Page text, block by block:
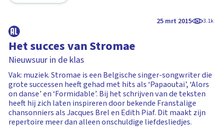
25 mrt 2015 3.1k
Het succes van Stromae
Nieuwsuur in de klas
Vak: muziek. Stromae is een Belgische singer-songwriter die
grote successen heeft gehad met hits als ‘Papaoutai’, ‘Alors
on danse’ en ‘Formidable’. Bij het schrijven van de teksten
heeft hij zich laten inspireren door bekende Franstalige
chansonniers als Jacques Brel en Edith Piaf. Dit maakt zijn
repertoire meer dan alleen onschuldige liefdesliedjes.